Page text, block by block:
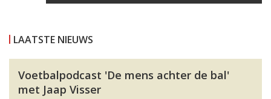
LAATSTE NIEUWS
Voetbalpodcast 'De mens achter de bal'
met Jaap Visser